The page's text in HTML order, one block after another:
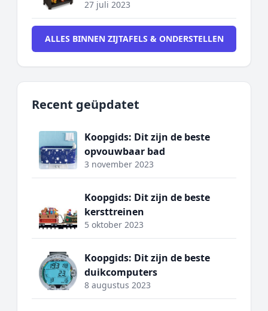
27 juli 2023
ALLES BINNEN ZIJTAFELS & ONDERSTELLEN
Recent geüpdatet
Koopgids: Dit zijn de beste
opvouwbaar bad
3 november 2023
Koopgids: Dit zijn de beste
kersttreinen
5 oktober 2023
Koopgids: Dit zijn de beste
duikcomputers
8 augustus 2023